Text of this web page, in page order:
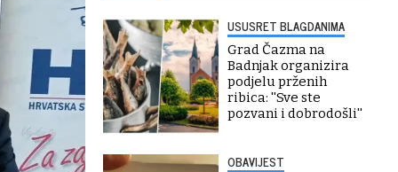
USUSRET BLAGDANIMA
Grad Čazma na
Badnjak organizira
podjelu prženih
ribica: ''Sve ste
pozvani i dobrodošli''
OBAVIJEST